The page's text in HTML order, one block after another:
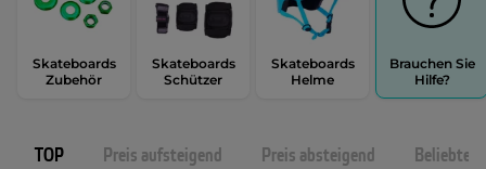
Skateboards
Zubehör
Skateboards
Schützer
Skateboards
Helme
Brauchen Sie
Hilfe?
TOP Preis aufsteigend Preis absteigend